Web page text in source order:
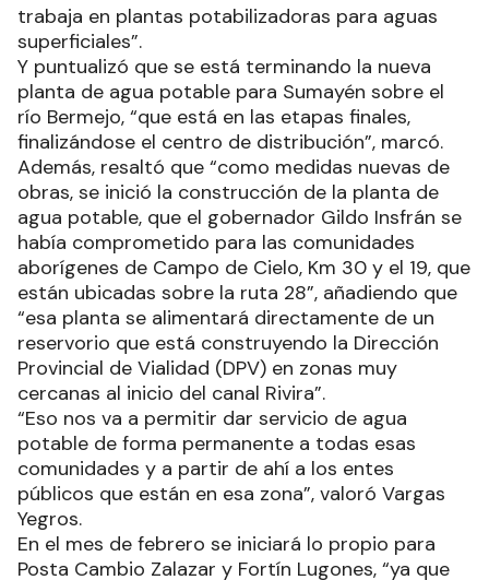
trabaja en plantas potabilizadoras para aguas
superficiales”.
Y puntualizó que se está terminando la nueva
planta de agua potable para Sumayén sobre el
río Bermejo, “que está en las etapas finales,
finalizándose el centro de distribución”, marcó.
Además, resaltó que “como medidas nuevas de
obras, se inició la construcción de la planta de
agua potable, que el gobernador Gildo Insfrán se
había comprometido para las comunidades
aborígenes de Campo de Cielo, Km 30 y el 19, que
están ubicadas sobre la ruta 28”, añadiendo que
“esa planta se alimentará directamente de un
reservorio que está construyendo la Dirección
Provincial de Vialidad (DPV) en zonas muy
cercanas al inicio del canal Rivira”.
“Eso nos va a permitir dar servicio de agua
potable de forma permanente a todas esas
comunidades y a partir de ahí a los entes
públicos que están en esa zona”, valoró Vargas
Yegros.
En el mes de febrero se iniciará lo propio para
Posta Cambio Zalazar y Fortín Lugones, “ya que